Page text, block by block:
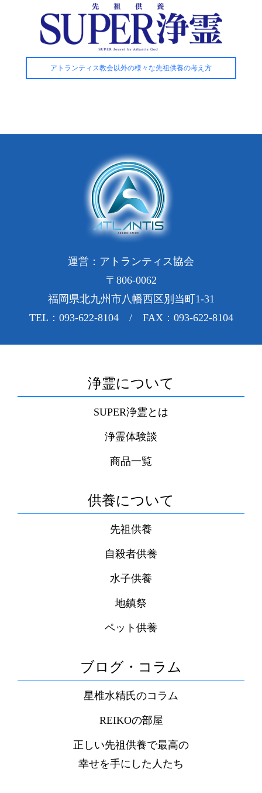
アトランティス教会以外の様々な先祖供養の考え方
運営：アトランティス協会
〒806-0062
福岡県北九州市八幡西区別当町1-31
TEL：093-622-8104 / FAX：093-622-8104
浄霊について
SUPER浄霊とは
浄霊体験談
商品一覧
供養について
先祖供養
自殺者供養
水子供養
地鎮祭
ペット供養
ブログ・コラム
星椎水精氏のコラム
REIKOの部屋
正しい先祖供養で最高の
幸せを手にした人たち